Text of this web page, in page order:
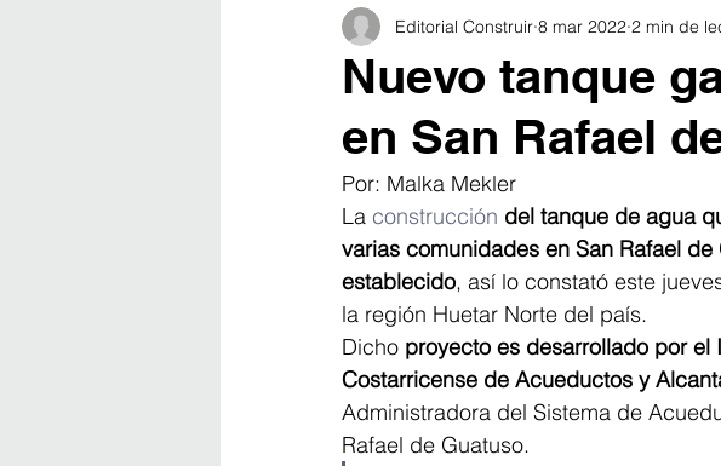
Nuevo tanque
en San Rafael
Editorial Construir 8 mar 2022 2 min de
Por: Malka Mekler
La construcción del tanque de agua
varias comunidades en San Rafael
establecido, así lo constató este
la región Huetar Norte del país.
Dicho proyecto es desarrollado por el
Costarricense de Acueductos y
Administradora del Sistema de
Rafael de Guatuso.